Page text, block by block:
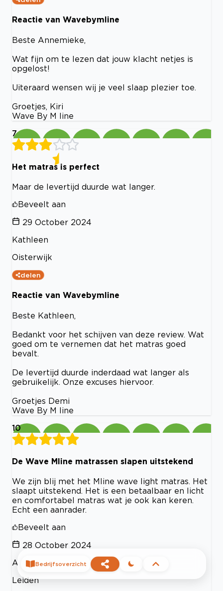
Reactie van Wavebymline
Beste Annemieke,
Wat fijn om te lezen dat jouw klacht netjes is
opgelost!
Uiteraard wensen wij je veel slaap plezier toe.
Groetjes, Kiri
Wave By M line
7
Het matras is perfect
Maar de levertijd duurde wat langer.
Beveelt aan
29 October 2024
Kathleen
Oisterwijk
delen
Reactie van Wavebymline
Beste Kathleen,
Bedankt voor het schijven van deze review. Wat
goed om te vernemen dat het matras goed
bevalt.
De levertijd duurde inderdaad wat langer als
gebruikelijk. Onze excuses hiervoor.
Groetjes Demi
Wave By M line
10
De Wave Mline matrassen slapen uitstekend
We zijn blij met het Mline wave light matras. Het
slaapt uitstekend. Het is een betaalbaar en licht
en comfortabel matras wat je ook kan keren.
Echt een aanrader.
Beveelt aan
28 October 2024
A
Leiden
Bedrijfsoverzicht